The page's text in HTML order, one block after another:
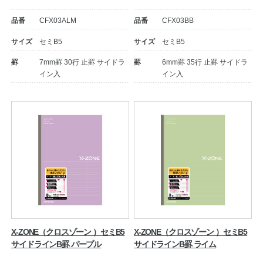
日本ノート
品番 CFX03ALM
サイズ セミB5
罫
7mm罫 30行 止罫 サイドラ
イン入
品番 CFX03BB
サイズ セミB5
罫
6mm罫 35行 止罫 サイドラ
イン入
X-ZONE（クロスゾーン ）セミB5
サイドラインB罫 パープル
X-ZONE（クロスゾーン ）セミB5
サイドラインB罫 ライム